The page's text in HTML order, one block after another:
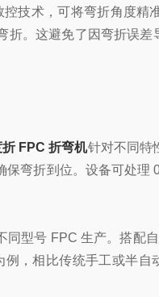
控技术，可将弯折角度精
。这避免了因弯折误
折 FPC 折弯机针对不同特
弯折到位。设备可处理
型号 FPC 生产。搭配
，相比传统手工或半